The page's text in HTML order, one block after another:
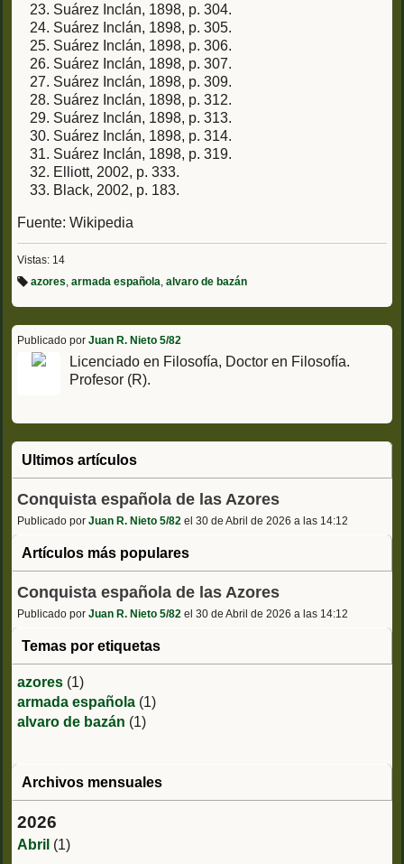
Suárez Inclán, 1898, p. 304.
Suárez Inclán, 1898, p. 305.
Suárez Inclán, 1898, p. 306.
Suárez Inclán, 1898, p. 307.
Suárez Inclán, 1898, p. 309.
Suárez Inclán, 1898, p. 312.
Suárez Inclán, 1898, p. 313.
Suárez Inclán, 1898, p. 314.
Suárez Inclán, 1898, p. 319.
Elliott, 2002, p. 333.
Black, 2002, p. 183.
Fuente: Wikipedia
Vistas: 14
iq
et
a
s:
azores armada española alvaro de bazán
Publicado por Juan R. Nieto 5/82
Licenciado en Filosofía, Doctor en Filosofía.
Profesor (R).
Ultimos artículos
Conquista española de las Azores
Publicado por Juan R. Nieto 5/82 el 30 de Abril de 2026 a las 14:12
Artículos más populares
Conquista española de las Azores
Publicado por Juan R. Nieto 5/82 el 30 de Abril de 2026 a las 14:12
Temas por etiquetas
azores (1)
armada española (1)
alvaro de bazán (1)
Archivos mensuales
2026
Abril (1)